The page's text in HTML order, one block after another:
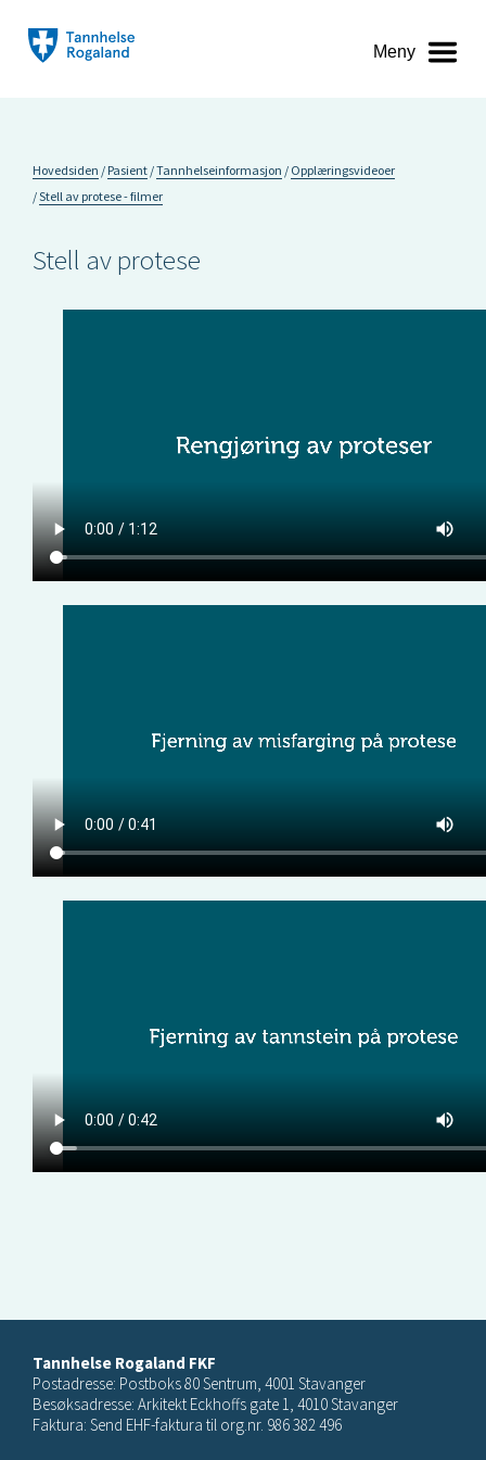
Meny
Hovedsiden Pasient Tannhelseinformasjon
Opplæringsvideoer
Stell av protese - filmer
Stell av protese
Tannhelse Rogaland FKF
Postadresse: Postboks 80 Sentrum, 4001 Stavanger
Besøksadresse: Arkitekt Eckhoffs gate 1, 4010 Stavanger
Faktura: Send EHF-faktura til org.nr. 986 382 496